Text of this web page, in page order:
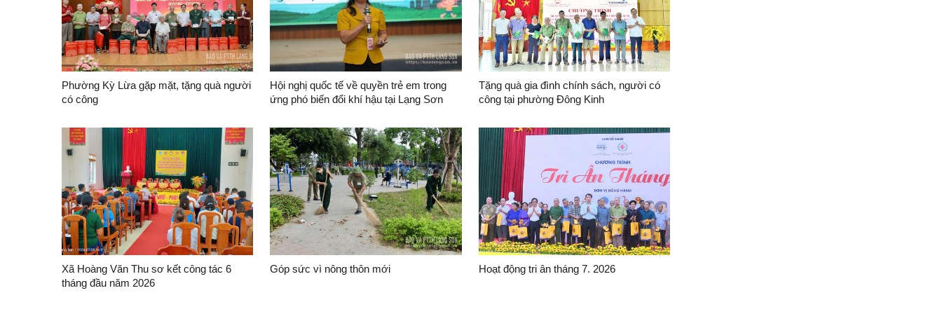
Phường Kỳ Lừa gặp mặt, tặng quà người
có công
Hội nghị quốc tế về quyền trẻ em trong
ứng phó biến đổi khí hậu tại Lạng Sơn
Tặng quà gia đình chính sách, người có
công tại phường Đông Kinh
Xã Hoàng Văn Thu sơ kết công tác 6
tháng đầu năm 2026
Góp sức vì nông thôn mới Hoạt động tri ân tháng 7. 2026